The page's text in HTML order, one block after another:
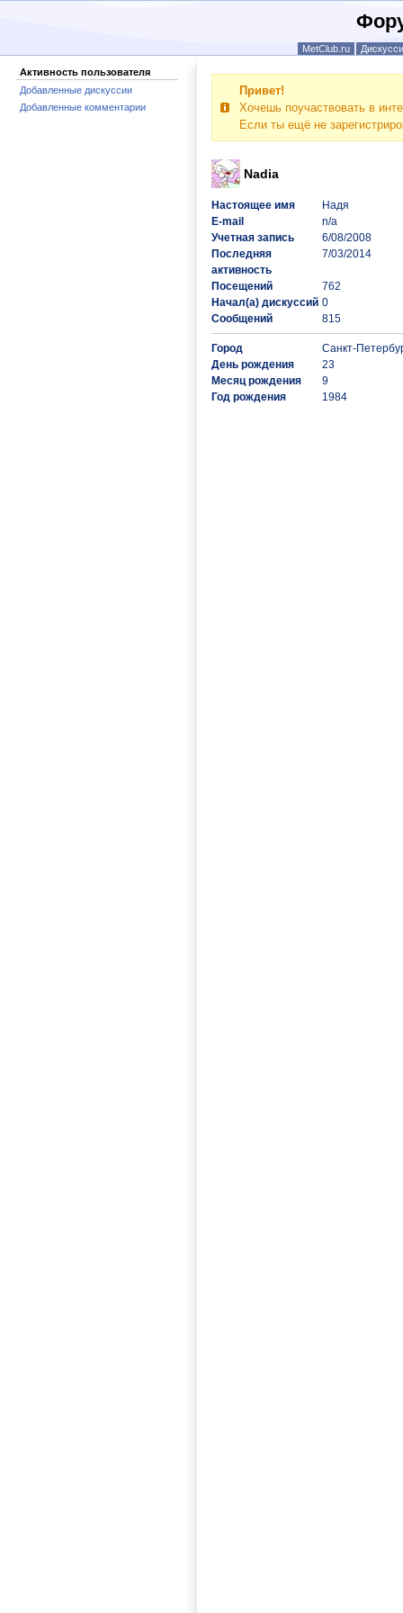
MetClub.ru
Активность пользователя
Добавленные дискуссии
Добавленные комментарии
Привет!
Хочешь поучаствовать в
Если ты ещё не
Nadia
Настоящее имя
Надя
E-mail
n/a
Учетная запись
6/08/2008
Последняя
активность
7/03/2014
Посещений
762
Начал(а) дискуссий 0
Сообщений
815
Город
Санкт-
День рождения
23
Месяц рождения
9
Год рождения
1984